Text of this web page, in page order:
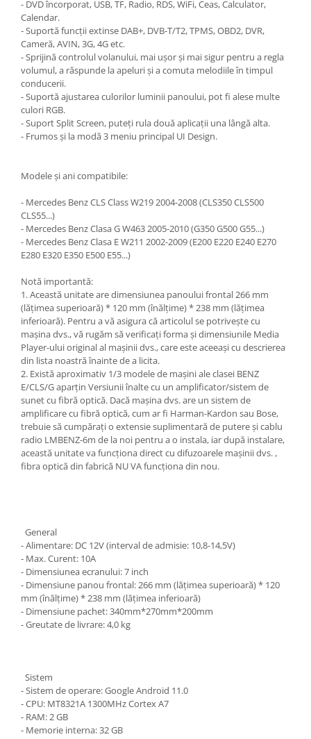
- DVD încorporat, USB, TF, Radio, RDS, WiFi, Ceas, Calculator,
Calendar.
- Suportă funcții extinse DAB+, DVB-T/T2, TPMS, OBD2, DVR,
Cameră, AVIN, 3G, 4G etc.
- Sprijină controlul volanului, mai ușor și mai sigur pentru a regla
volumul, a răspunde la apeluri și a comuta melodiile în timpul
conducerii.
- Suportă ajustarea culorilor luminii panoului, pot fi alese multe
culori RGB.
- Suport Split Screen, puteți rula două aplicații una lângă alta.
- Frumos și la modă 3 meniu principal UI Design.
Modele și ani compatibile:
- Mercedes Benz CLS Class W219 2004-2008 (CLS350 CLS500
CLS55...)
- Mercedes Benz Clasa G W463 2005-2010 (G350 G500 G55...)
- Mercedes Benz Clasa E W211 2002-2009 (E200 E220 E240 E270
E280 E320 E350 E500 E55...)
Notă importantă:
1. Această unitate are dimensiunea panoului frontal 266 mm
(lățimea superioară) * 120 mm (înălțime) * 238 mm (lățimea
inferioară). Pentru a vă asigura că articolul se potrivește cu
mașina dvs., vă rugăm să verificați forma și dimensiunile Media
Player-ului original al mașinii dvs., care este aceeași cu descrierea
din lista noastră înainte de a licita.
2. Există aproximativ 1/3 modele de mașini ale clasei BENZ
E/CLS/G aparțin Versiunii înalte cu un amplificator/sistem de
sunet cu fibră optică. Dacă mașina dvs. are un sistem de
amplificare cu fibră optică, cum ar fi Harman-Kardon sau Bose,
trebuie să cumpărați o extensie suplimentară de putere și cablu
radio LMBENZ-6m de la noi pentru a o instala, iar după instalare,
această unitate va funcționa direct cu difuzoarele mașinii dvs. ,
fibra optică din fabrică NU VA funcționa din nou.
General
- Alimentare: DC 12V (interval de admisie: 10,8-14,5V)
- Max. Curent: 10A
- Dimensiunea ecranului: 7 inch
- Dimensiune panou frontal: 266 mm (lățimea superioară) * 120
mm (înălțime) * 238 mm (lățimea inferioară)
- Dimensiune pachet: 340mm*270mm*200mm
- Greutate de livrare: 4,0 kg
Sistem
- Sistem de operare: Google Android 11.0
- CPU: MT8321A 1300MHz Cortex A7
- RAM: 2 GB
- Memorie interna: 32 GB